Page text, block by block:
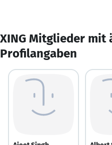
XING Mitglieder mit
Profilangaben